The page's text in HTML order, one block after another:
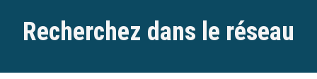
Recherchez dans le réseau